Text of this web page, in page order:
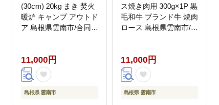
(30cm) 20kg まき 焚火
暖炉 キャンプ アウトド
ア 島根県雲南市/合同会
11,000円
島根県 雲南市
ス焼き肉用 300g×1P 黒
毛和牛 ブランド牛 焼肉
ロース 島根県雲南市/島
[AIBQ007]
11,000円
島根県 雲南市